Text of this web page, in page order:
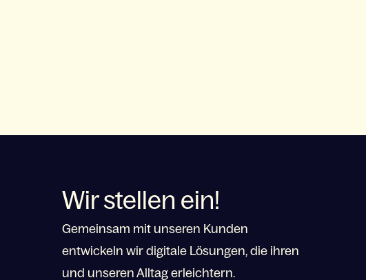
Wir stellen ein!
Gemeinsam mit unseren Kunden
entwickeln wir digitale Lösungen, die ihren
und unseren Alltag erleichtern.